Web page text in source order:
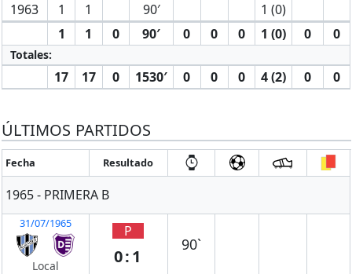
1963 1 1 90′
1 (0)
1
1 0 90′ 0 0 0 1 (0) 0 0
Totales:
17 17 0 1530′ 0 0 0 4 (2) 0 0
ÚLTIMOS PARTIDOS
Fecha Resultado
1965 - PRIMERA B
31/07/1965
Local
P
0:1
90`